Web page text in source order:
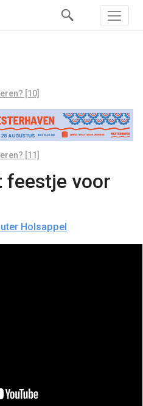
[10]
[11]
feestje voor
Holsappel